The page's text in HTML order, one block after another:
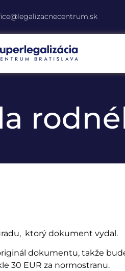
ktorý dokument vydal.
dokumentu, takže
30 EUR za normostranu.